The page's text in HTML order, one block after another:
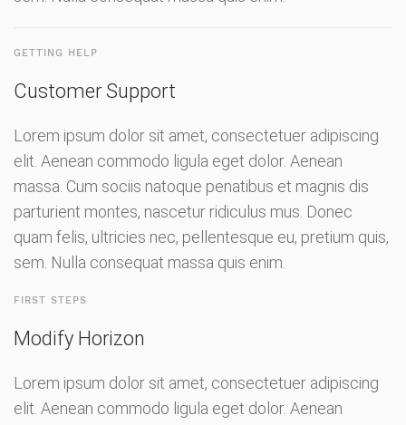
GETTING HELP
Customer Support
Lorem ipsum dolor sit amet, consectetuer adipiscing
elit. Aenean commodo ligula eget dolor. Aenean
massa. Cum sociis natoque penatibus et magnis dis
parturient montes, nascetur ridiculus mus. Donec
quam felis, ultricies nec, pellentesque eu, pretium quis,
sem. Nulla consequat massa quis enim.
FIRST STEPS
Modify Horizon
Lorem ipsum dolor sit amet, consectetuer adipiscing
elit. Aenean commodo ligula eget dolor. Aenean